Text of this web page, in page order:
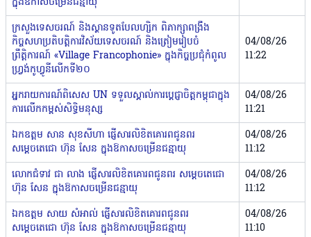
ក្រសួងទេសចរណ៍ និងស្ថានទូតបែលហ្សិក ពិភាក្សាពង្រឹង
កិច្ចសហប្រតិបត្តិការវិស័យទេសចរណ៍ និងត្រៀមរៀបចំ
ព្រឹត្តិការណ៍ «Village Francophonie» ក្នុងកិច្ចប្រជុំកំពូល
ហ្រ្វង់កូហ្វូនីលើកទី២០
04/08/26
11:22
អ្នករាយការណ៍ពិសេស UN ទទួលស្គាល់ការប្តេជ្ញាចិត្តកម្ពុជាក្នុង
ការលើកកម្ពស់សិទ្ធិមនុស្ស
04/08/26
11:21
ឯកឧត្តម សាន សុខសីហា ផ្ញើសារលិខិតគោរពជូនពរ
សម្ដេចតេជោ ហ៊ុន សែន ក្នុងឱកាសចម្រើនជន្មាយុ
04/08/26
11:12
⁨⁨លោកជំទាវ ជា លាង ផ្ញើសារលិខិតគោរពជូនពរ សម្ដេចតេជោ
ហ៊ុន សែន ក្នុងឱកាសចម្រើនជន្មាយុ
04/08/26
11:12
⁨ឯកឧត្ដម សាយ សំអាល់ ផ្ញើសារលិខិតគោរពជូនពរ
សម្ដេចតេជោ ហ៊ុន សែន ក្នុងឱកាសចម្រើនជន្មាយុ
04/08/26
11:10